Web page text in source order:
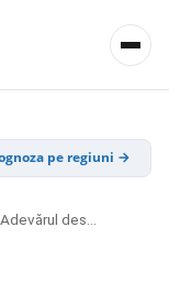
☁️Cluj-Napoca
pe regiuni →